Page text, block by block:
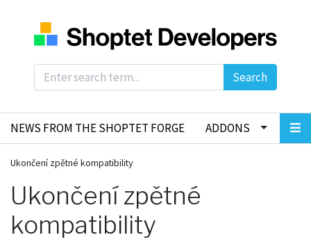
Search
NEWS FROM THE SHOPTET FORGE ADDONS
Ukončení zpětné kompatibility
Ukončení zpětné
kompatibility